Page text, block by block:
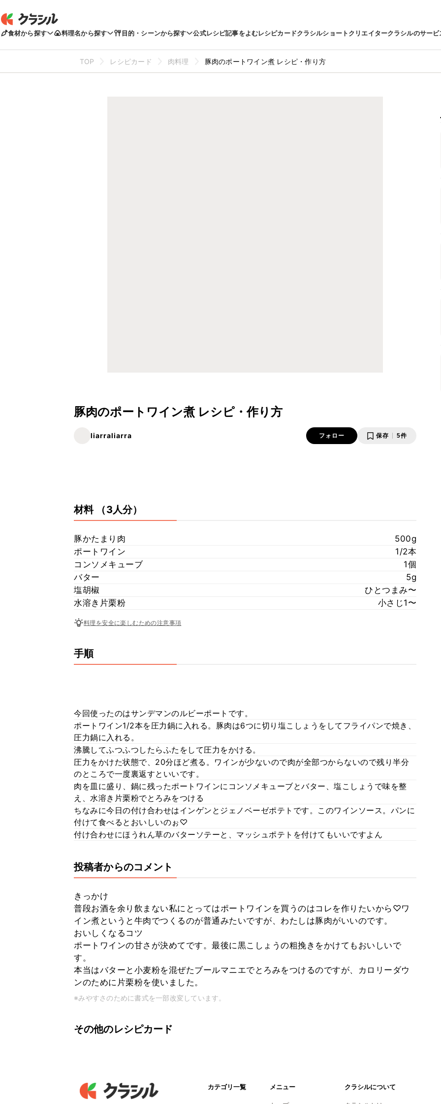
食材から探す 料理名から探す 目的・シーンから探す 公式レシピ記事をよむレシピカードクラシルショートクリエイタークラシルのサービ
TOP レシピカード 肉料理 豚肉のポートワイン煮 レシピ・作り方
豚肉のポートワイン煮 レシピ・作り方
liarraliarra フォロー 保存 5件
材料 （3人分）
豚かたまり肉
500g
ポートワイン
1/2本
コンソメキューブ
1個
バター
5g
塩胡椒
ひとつまみ〜
水溶き片栗粉
小さじ1〜
料理を安全に楽しむための注意事項
手順
今回使ったのはサンデマンのルビーポートです。
ポートワイン1/2本を圧力鍋に入れる。豚肉は6つに切り塩こしょうをしてフライパンで焼き、
圧力鍋に入れる。
沸騰してふつふつしたらふたをして圧力をかける。
圧力をかけた状態で、20分ほど煮る。ワインが少ないので肉が全部つからないので残り半分
のところで一度裏返すといいです。
肉を皿に盛り、鍋に残ったポートワインにコンソメキューブとバター、塩こしょうで味を整
え、水溶き片栗粉でとろみをつける
ちなみに今日の付け合わせはインゲンとジェノベーゼポテトです。このワインソース。パンに
付けて食べるとおいしいのぉ♡
付け合わせにほうれん草のバターソテーと、マッシュポテトを付けてもいいですよん
投稿者からのコメント
きっかけ
普段お酒を余り飲まない私にとってはポートワインを買うのはコレを作りたいから♡ワ
イン煮というと牛肉でつくるのが普通みたいですが、わたしは豚肉がいいのです。
おいしくなるコツ
ポートワインの甘さが決めてです。最後に黒こしょうの粗挽きをかけてもおいしいで
す。
本当はバターと小麦粉を混ぜたブールマニエでとろみをつけるのですが、カロリーダウ
ンのために片栗粉を使いました。
※みやすさのために書式を一部改変しています。
その他のレシピカード
カテゴリ一覧 メニュー クラシルについて